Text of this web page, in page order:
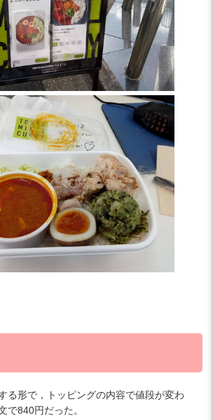
る形で，トッピングの内容で値段が変わ
で840円だった。